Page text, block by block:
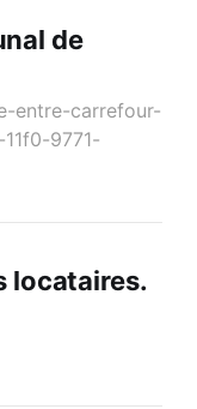
de
entre-carrefour-
9771-
locataires.